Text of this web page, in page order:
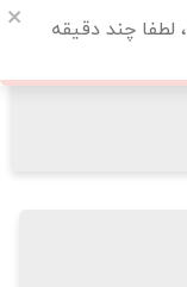
لطفا چند دقیقه